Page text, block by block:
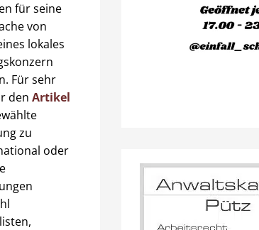
für seine
von
lokales
Für sehr
den Artikel
zu
oder